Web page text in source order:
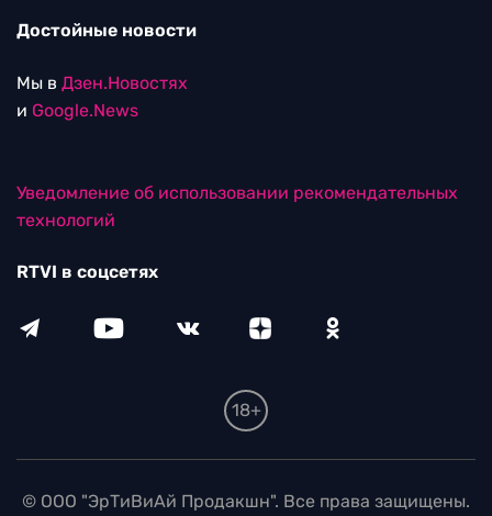
Достойные новости
Мы в Дзен.Новостях
и Google.News
Уведомление об использовании рекомендательных
технологий
RTVI в соцсетях
18+
© ООО "ЭрТиВиАй Продакшн". Все права защищены.